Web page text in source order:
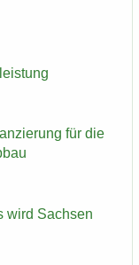
für die
wird Sach­sen